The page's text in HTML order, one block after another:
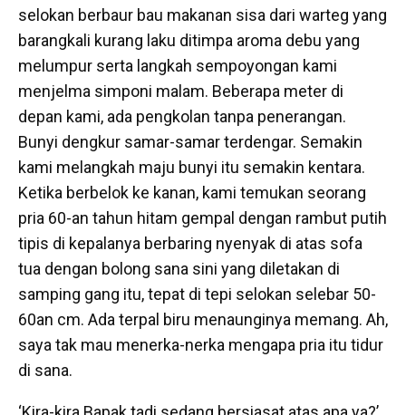
selokan berbaur bau makanan sisa dari warteg yang
barangkali kurang laku ditimpa aroma debu yang
melumpur serta langkah sempoyongan kami
menjelma simponi malam. Beberapa meter di
depan kami, ada pengkolan tanpa penerangan.
Bunyi dengkur samar-samar terdengar. Semakin
kami melangkah maju bunyi itu semakin kentara.
Ketika berbelok ke kanan, kami temukan seorang
pria 60-an tahun hitam gempal dengan rambut putih
tipis di kepalanya berbaring nyenyak di atas sofa
tua dengan bolong sana sini yang diletakan di
samping gang itu, tepat di tepi selokan selebar 50-
60an cm. Ada terpal biru menaunginya memang. Ah,
saya tak mau menerka-nerka mengapa pria itu tidur
di sana.